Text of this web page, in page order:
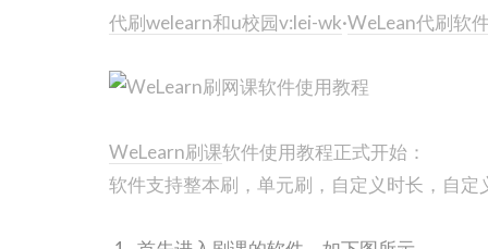
代刷welearn和u校园v:lei-wk·WeLean代刷软
WeLearn刷课软件使用教程正式开始：
软件支持整本刷，单元刷，自定义时长，自定